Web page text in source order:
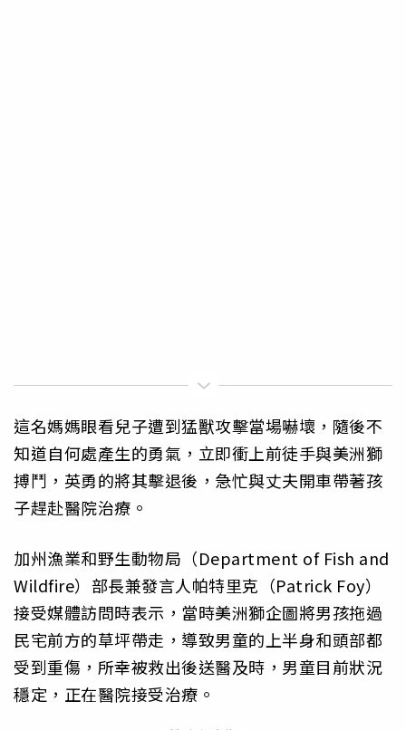
這名媽媽眼看兒子遭到猛獸攻擊當場嚇壞，隨後不
知道自何處產生的勇氣，立即衝上前徒手與美洲獅
搏鬥，英勇的將其擊退後，急忙與丈夫開車帶著孩
子趕赴醫院治療。
加州漁業和野生動物局（Department of Fish and
Wildfire）部長兼發言人帕特里克（Patrick Foy）
接受媒體訪問時表示，當時美洲獅企圖將男孩拖過
民宅前方的草坪帶走，導致男童的上半身和頭部都
受到重傷，所幸被救出後送醫及時，男童目前狀況
穩定，正在醫院接受治療。